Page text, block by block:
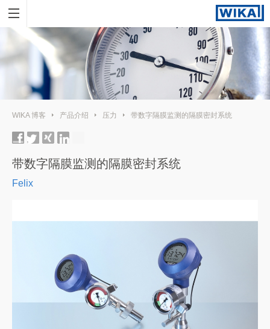
WIKA 博客 产品介绍 压力 带数字隔膜监测的隔膜密封系统
带数字隔膜监测的隔膜密封系统
Felix